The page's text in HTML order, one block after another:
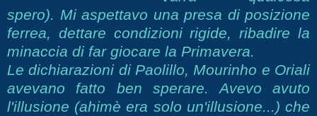
spero). Mi aspettavo una presa di posizione
ferrea, dettare condizioni rigide, ribadire la
minaccia di far giocare la Primavera.
Le dichiarazioni di Paolillo, Mourinho e Oriali
avevano fatto ben sperare. Avevo avuto
l'illusione (ahimè era solo un'illusione...) che